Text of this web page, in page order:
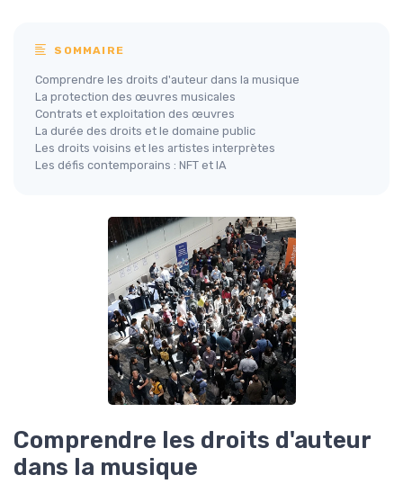
SOMMAIRE
Comprendre les droits d'auteur dans la musique
La protection des œuvres musicales
Contrats et exploitation des œuvres
La durée des droits et le domaine public
Les droits voisins et les artistes interprètes
Les défis contemporains : NFT et IA
Comprendre les droits d'auteur
dans la musique